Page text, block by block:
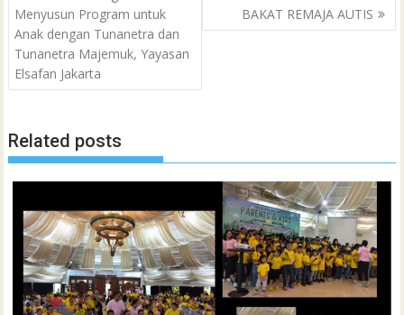
o
k
r
p
p
a
e
I
e
t
navigation
Menyusun Program untuk
Anak dengan Tunanetra dan
Tunanetra Majemuk, Yayasan
Elsafan Jakarta
BAKAT REMAJA AUTIS
Related posts